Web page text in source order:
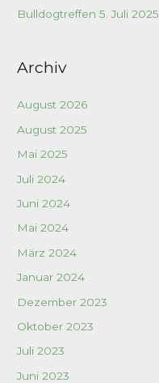
h
Bulldogtreffen 5. Juli 2025
Archiv
August 2026
August 2025
Mai 2025
Juli 2024
Juni 2024
Mai 2024
März 2024
Januar 2024
Dezember 2023
Oktober 2023
Juli 2023
Juni 2023